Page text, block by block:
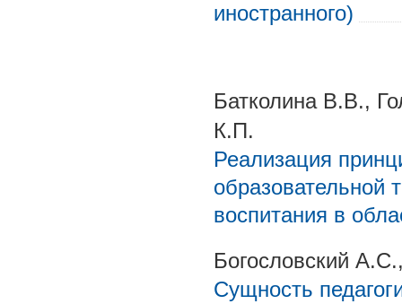
иностранного)
Батколина В.В.,
К.П.
Реализация
образовательной
воспитания в
Богословский
Сущность